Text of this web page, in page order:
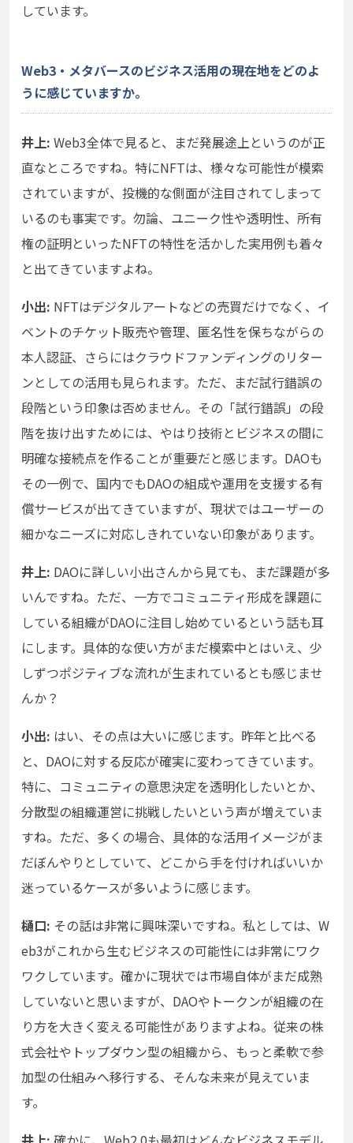
しています。
Web3・メタバースのビジネス活用の現在地をどのよ
うに感じていますか。
井上: Web3全体で見ると、まだ発展途上というのが正
直なところですね。特にNFTは、様々な可能性が模索
されていますが、投機的な側面が注目されてしまって
いるのも事実です。勿論、ユニーク性や透明性、所有
権の証明といったNFTの特性を活かした実用例も着々
と出てきていますよね。
小出: NFTはデジタルアートなどの売買だけでなく、イ
ベントのチケット販売や管理、匿名性を保ちながらの
本人認証、さらにはクラウドファンディングのリター
ンとしての活用も見られます。ただ、まだ試行錯誤の
段階という印象は否めません。その「試行錯誤」の段
階を抜け出すためには、やはり技術とビジネスの間に
明確な接続点を作ることが重要だと感じます。DAOも
その一例で、国内でもDAOの組成や運用を支援する有
償サービスが出てきていますが、現状ではユーザーの
細かなニーズに対応しきれていない印象があります。
井上: DAOに詳しい小出さんから見ても、まだ課題が多
いんですね。ただ、一方でコミュニティ形成を課題に
している組織がDAOに注目し始めているという話も耳
にします。具体的な使い方がまだ模索中とはいえ、少
しずつポジティブな流れが生まれているとも感じませ
んか？
小出: はい、その点は大いに感じます。昨年と比べる
と、DAOに対する反応が確実に変わってきています。
特に、コミュニティの意思決定を透明化したいとか、
分散型の組織運営に挑戦したいという声が増えていま
すね。ただ、多くの場合、具体的な活用イメージがま
だぼんやりとしていて、どこから手を付ければいいか
迷っているケースが多いように感じます。
樋口: その話は非常に興味深いですね。私としては、W
eb3がこれから生むビジネスの可能性には非常にワク
ワクしています。確かに現状では市場自体がまだ成熟
していないと思いますが、DAOやトークンが組織の在
り方を大きく変える可能性がありますよね。従来の株
式会社やトップダウン型の組織から、もっと柔軟で参
加型の仕組みへ移行する、そんな未来が見えていま
す。